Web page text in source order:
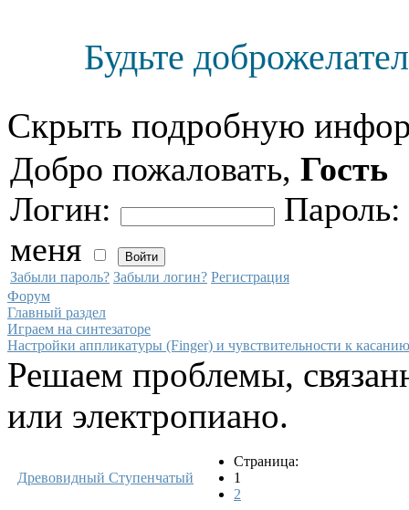
Будьте
Скрыть подробную
Добро пожаловать, Гость
Логин:
Пароль:
меня
Забыли пароль? Забыли логин? Регистрация
Форум
Главный раздел
Играем на синтезаторе
Настройки аппликатуры (Finger) и чувствительности к
Решаем проблемы,
или электропиано.
Древовидный Ступенчатый
Страница:
1
2